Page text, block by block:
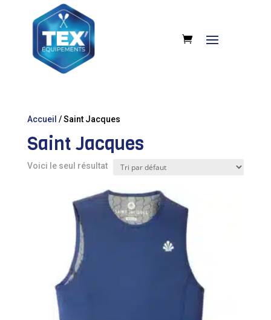
Accueil / Saint Jacques
Saint Jacques
Voici le seul résultat